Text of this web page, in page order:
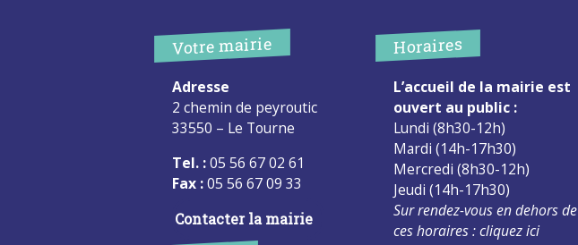
Votre mairie
Adresse
2 chemin de peyroutic
33550 – Le Tourne
Tel. :05 56 67 02 61
Fax :05 56 67 09 33
Contacter la mairie
Horaires
L’accueil de la mairie est
ouvert au public :
Lundi (8h30-12h)
Mardi (14h-17h30)
Mercredi (8h30-12h)
Jeudi (14h-17h30)
Sur rendez-vous en dehors de
ces horaires :cliquez ici